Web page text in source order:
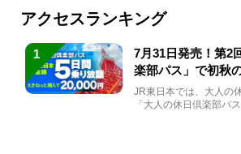
アクセスランキング
1
7月31日発売！第2
楽部パス」で初秋
JR東日本では、大人の
「大人の休日倶楽部パ